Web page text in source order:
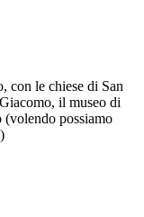
con le chiese di San
il museo di
possiamo